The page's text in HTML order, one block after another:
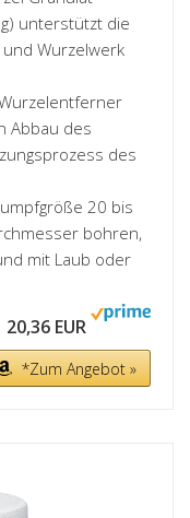
unterstützt die
Wurzelwerk
Abbau des
des
20 bis
bohren,
mit Laub oder
20,36 EUR
*Zum Angebot »